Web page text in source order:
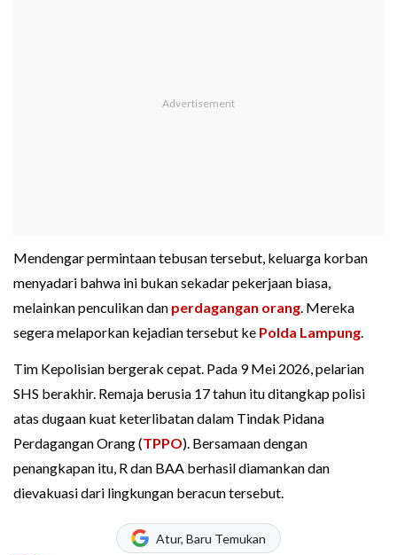
Mendengar permintaan tebusan tersebut, keluarga korban
menyadari bahwa ini bukan sekadar pekerjaan biasa,
melainkan penculikan dan perdagangan orang. Mereka
segera melaporkan kejadian tersebut ke Polda Lampung.
Tim Kepolisian bergerak cepat. Pada 9 Mei 2026, pelarian
SHS berakhir. Remaja berusia 17 tahun itu ditangkap polisi
atas dugaan kuat keterlibatan dalam Tindak Pidana
Perdagangan Orang (TPPO). Bersamaan dengan
penangkapan itu, R dan BAA berhasil diamankan dan
dievakuasi dari lingkungan beracun tersebut.
Atur, Baru Temukan